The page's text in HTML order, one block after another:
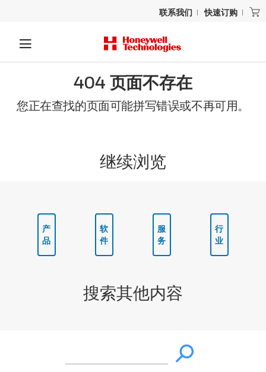
联系我们 快速订购
404 页面不存在
您正在查找的页面可能拼写错误或不再可用。
继续浏览
产
品
软
件
服
务
行
业
搜索其他内容